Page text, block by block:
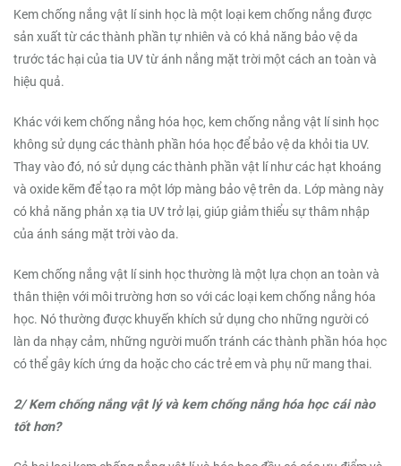
Kem chống nắng vật lí sinh học là một loại kem chống nắng được
sản xuất từ các thành phần tự nhiên và có khả năng bảo vệ da
trước tác hại của tia UV từ ánh nắng mặt trời một cách an toàn và
hiệu quả.
Khác với kem chống nắng hóa học, kem chống nắng vật lí sinh học
không sử dụng các thành phần hóa học để bảo vệ da khỏi tia UV.
Thay vào đó, nó sử dụng các thành phần vật lí như các hạt khoáng
và oxide kẽm để tạo ra một lớp màng bảo vệ trên da. Lớp màng này
có khả năng phản xạ tia UV trở lại, giúp giảm thiểu sự thâm nhập
của ánh sáng mặt trời vào da.
Kem chống nắng vật lí sinh học thường là một lựa chọn an toàn và
thân thiện với môi trường hơn so với các loại kem chống nắng hóa
học. Nó thường được khuyến khích sử dụng cho những người có
làn da nhạy cảm, những người muốn tránh các thành phần hóa học
có thể gây kích ứng da hoặc cho các trẻ em và phụ nữ mang thai.
2/ Kem chống nắng vật lý và kem chống nắng hóa học cái nào
tốt hơn?